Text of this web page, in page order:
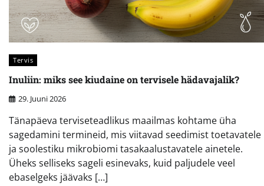
Tervis
Inuliin: miks see kiudaine on tervisele hädavajalik?
29. Juuni 2026
Tänapäeva terviseteadlikus maailmas kohtame üha
sagedamini termineid, mis viitavad seedimist toetavatele
ja soolestiku mikrobiomi tasakaalustavatele ainetele.
Üheks selliseks sageli esinevaks, kuid paljudele veel
ebaselgeks jäävaks […]